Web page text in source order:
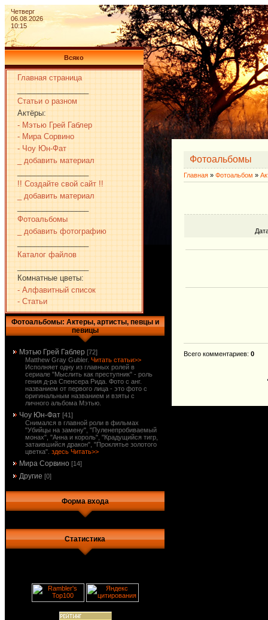
Четверг
06.08.2026
10:15
Всяко
Главная страница
Статьи о разном
Актёры:
- Мэтью Грей Габлер
- Мира Сорвино
- Чоу Юн-Фат
_ добавить материал
!! Создайте свой сайт !!
_ добавить материал
Фотоальбомы
_ добавить фотографию
Каталог файлов
Комнатные цветы:
- Алфавитный список
- Статьи
Фотоальбомы: Актеры, артисты, певцы и
певицы
Мэтью Грей Габлер [72]
Matthew Gray Gubler. Читать статьи>>
Исполняет одну из главных ролей в
сериале "Мыслить как преступник" - роль
гения д-ра Спенсера Рида. Фото с анг.
названием от первого лица - это фото с
оригинальным названием и взяты с
личного альбома Мэтью.
Чоу Юн-Фат [41]
Снимался в главной роли в фильмах
"Убийцы на замену", "Пуленепробиваемый
монах", "Анна и король", "Крадущийся тигр,
затаившийся дракон", "Проклятье золотого
цветка". здесь Читать>>
Мира Сорвино [14]
Другие [0]
Форма входа
Статистика
Фотоальбомы
Главная » Фотоальбом »
Всего комментариев: 0